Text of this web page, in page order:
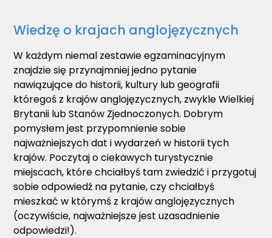
Wiedzę o krajach anglojęzycznych
W każdym niemal zestawie egzaminacyjnym
znajdzie się przynajmniej jedno pytanie
nawiązujące do historii, kultury lub geografii
któregoś z krajów anglojęzycznych, zwykle Wielkiej
Brytanii lub Stanów Zjednoczonych. Dobrym
pomysłem jest przypomnienie sobie
najważniejszych dat i wydarzeń w historii tych
krajów. Poczytaj o ciekawych turystycznie
miejscach, które chciałbyś tam zwiedzić i przygotuj
sobie odpowiedź na pytanie, czy chciałbyś
mieszkać w którymś z krajów anglojęzycznych
(oczywiście, najważniejsze jest uzasadnienie
odpowiedzi!).